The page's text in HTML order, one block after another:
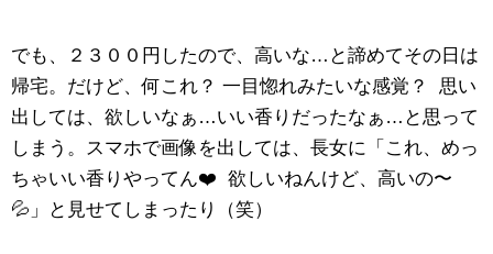
でも、２３００円したので、高いな…と諦めてその日は
帰宅。だけど、何これ？ 一目惚れみたいな感覚 ？
思い
出しては、欲しいなぁ…いい香りだったなぁ…と思って
しまう。スマホで画像を出しては、長女に「これ、めっ
ちゃいい香りやってん❤️ 欲しいねんけど、高いの〜
💦」と見せてしまったり（笑）